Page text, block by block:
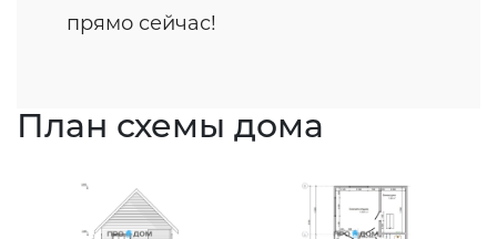
прямо сейчас!
План схемы дома